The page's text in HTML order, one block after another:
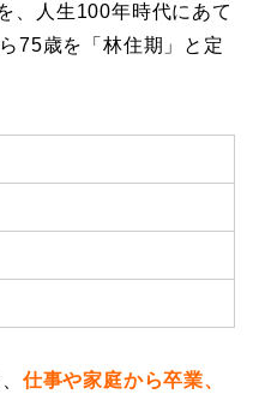
、人生100年時代にあて
75歳を「林住期」と定
仕事や家庭から卒業、